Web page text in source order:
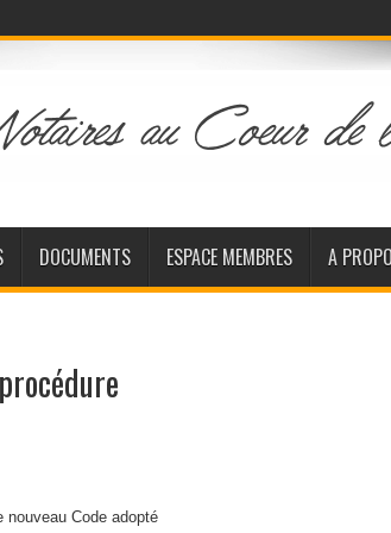
DOCUMENTS ESPACE MEMBRES A
nouveau Code adopté